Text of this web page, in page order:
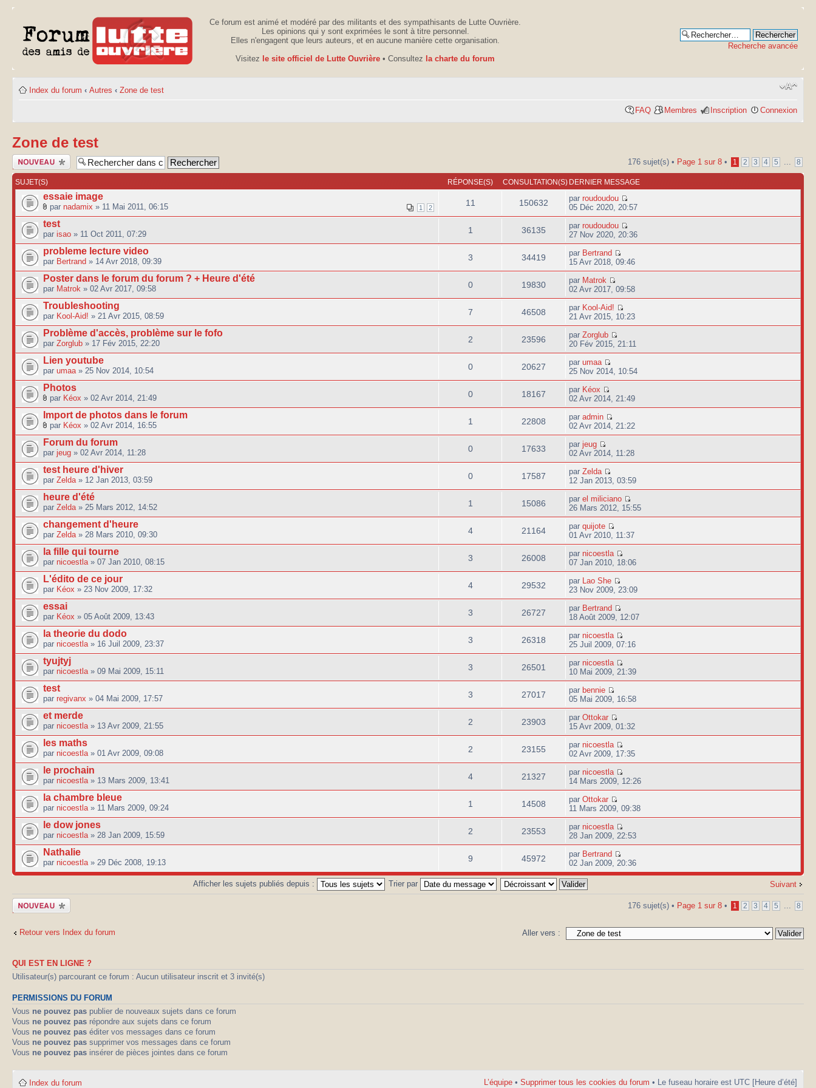
Ce forum est animé et modéré par des militants et des sympathisants de Lutte Ouvrière.
Les opinions qui y sont exprimées le sont à titre personnel.
Elles n'engagent que leurs auteurs, et en aucune manière cette organisation.
Visitez le site officiel de Lutte Ouvrière • Consultez la charte du forum
Recherche avancée
Index du forum ‹ Autres ‹ Zone de test
FAQ Membres Inscription Connexion
Zone de test
Publier un
nouveau sujet
176 sujet(s) • Page 1 sur 8 • 1 2 3 4 5 8
SUJET(S) RÉPONSE(S) CONSULTATION(S) DERNIER MESSAGE
essaie image
1 2
par nadamix » 11 Mai 2011, 06:15 11 150632 par roudoudou
05 Déc 2020, 20:57
test
par isao » 11 Oct 2011, 07:29 1 36135 par roudoudou
27 Nov 2020, 20:36
probleme lecture video
par Bertrand » 14 Avr 2018, 09:39 3 34419 par Bertrand
15 Avr 2018, 09:46
Poster dans le forum du forum ? + Heure d'été
par Matrok » 02 Avr 2017, 09:58 0 19830 par Matrok
02 Avr 2017, 09:58
Troubleshooting
par Kool-Aid! » 21 Avr 2015, 08:59 7 46508 par Kool-Aid!
21 Avr 2015, 10:23
Problème d'accès, problème sur le fofo
par Zorglub » 17 Fév 2015, 22:20 2 23596 par Zorglub
20 Fév 2015, 21:11
Lien youtube
par umaa » 25 Nov 2014, 10:54 0 20627 par umaa
25 Nov 2014, 10:54
Photos
par Kéox » 02 Avr 2014, 21:49 0 18167 par Kéox
02 Avr 2014, 21:49
Import de photos dans le forum
par Kéox » 02 Avr 2014, 16:55 1 22808 par admin
02 Avr 2014, 21:22
Forum du forum
par jeug » 02 Avr 2014, 11:28 0 17633 par jeug
02 Avr 2014, 11:28
test heure d'hiver
par Zelda » 12 Jan 2013, 03:59 0 17587 par Zelda
12 Jan 2013, 03:59
heure d'été
par Zelda » 25 Mars 2012, 14:52 1 15086 par el miliciano
26 Mars 2012, 15:55
changement d'heure
par Zelda » 28 Mars 2010, 09:30 4 21164 par quijote
01 Avr 2010, 11:37
la fille qui tourne
par nicoestla » 07 Jan 2010, 08:15 3 26008 par nicoestla
07 Jan 2010, 18:06
L'édito de ce jour
par Kéox » 23 Nov 2009, 17:32 4 29532 par
Lao She
23 Nov 2009, 23:09
essai
par Kéox » 05 Août 2009, 13:43 3 26727 par Bertrand
18 Août 2009, 12:07
la theorie du dodo
par nicoestla » 16 Juil 2009, 23:37 3 26318 par nicoestla
25 Juil 2009, 07:16
tyujtyj
par nicoestla » 09 Mai 2009, 15:11 3 26501 par nicoestla
10 Mai 2009, 21:39
test
par regivanx » 04 Mai 2009, 17:57 3 27017 par bennie
05 Mai 2009, 16:58
et merde
par nicoestla » 13 Avr 2009, 21:55 2 23903 par Ottokar
15 Avr 2009, 01:32
les maths
par nicoestla » 01 Avr 2009, 09:08 2 23155 par nicoestla
02 Avr 2009, 17:35
le prochain
par nicoestla » 13 Mars 2009, 13:41 4 21327 par nicoestla
14 Mars 2009, 12:26
la chambre bleue
par nicoestla » 11 Mars 2009, 09:24 1 14508 par Ottokar
11 Mars 2009, 09:38
le dow jones
par nicoestla » 28 Jan 2009, 15:59 2 23553 par nicoestla
28 Jan 2009, 22:53
Nathalie
par nicoestla » 29 Déc 2008, 19:13 9 45972 par Bertrand
02 Jan 2009, 20:36
Suivant
Afficher les sujets publiés depuis : Trier par
Publier un
nouveau sujet
176 sujet(s) • Page 1 sur 8 • 1 2 3 4 5 8
Retour vers Index du forum Aller vers :
QUI EST EN LIGNE ?
Utilisateur(s) parcourant ce forum : Aucun utilisateur inscrit et 3 invité(s)
PERMISSIONS DU FORUM
Vous ne pouvez pas publier de nouveaux sujets dans ce forum
Vous ne pouvez pas répondre aux sujets dans ce forum
Vous ne pouvez pas éditer vos messages dans ce forum
Vous ne pouvez pas supprimer vos messages dans ce forum
Vous ne pouvez pas insérer de pièces jointes dans ce forum
Index du forum L’équipe • Supprimer tous les cookies du forum • Le fuseau horaire est UTC [Heure d’été]